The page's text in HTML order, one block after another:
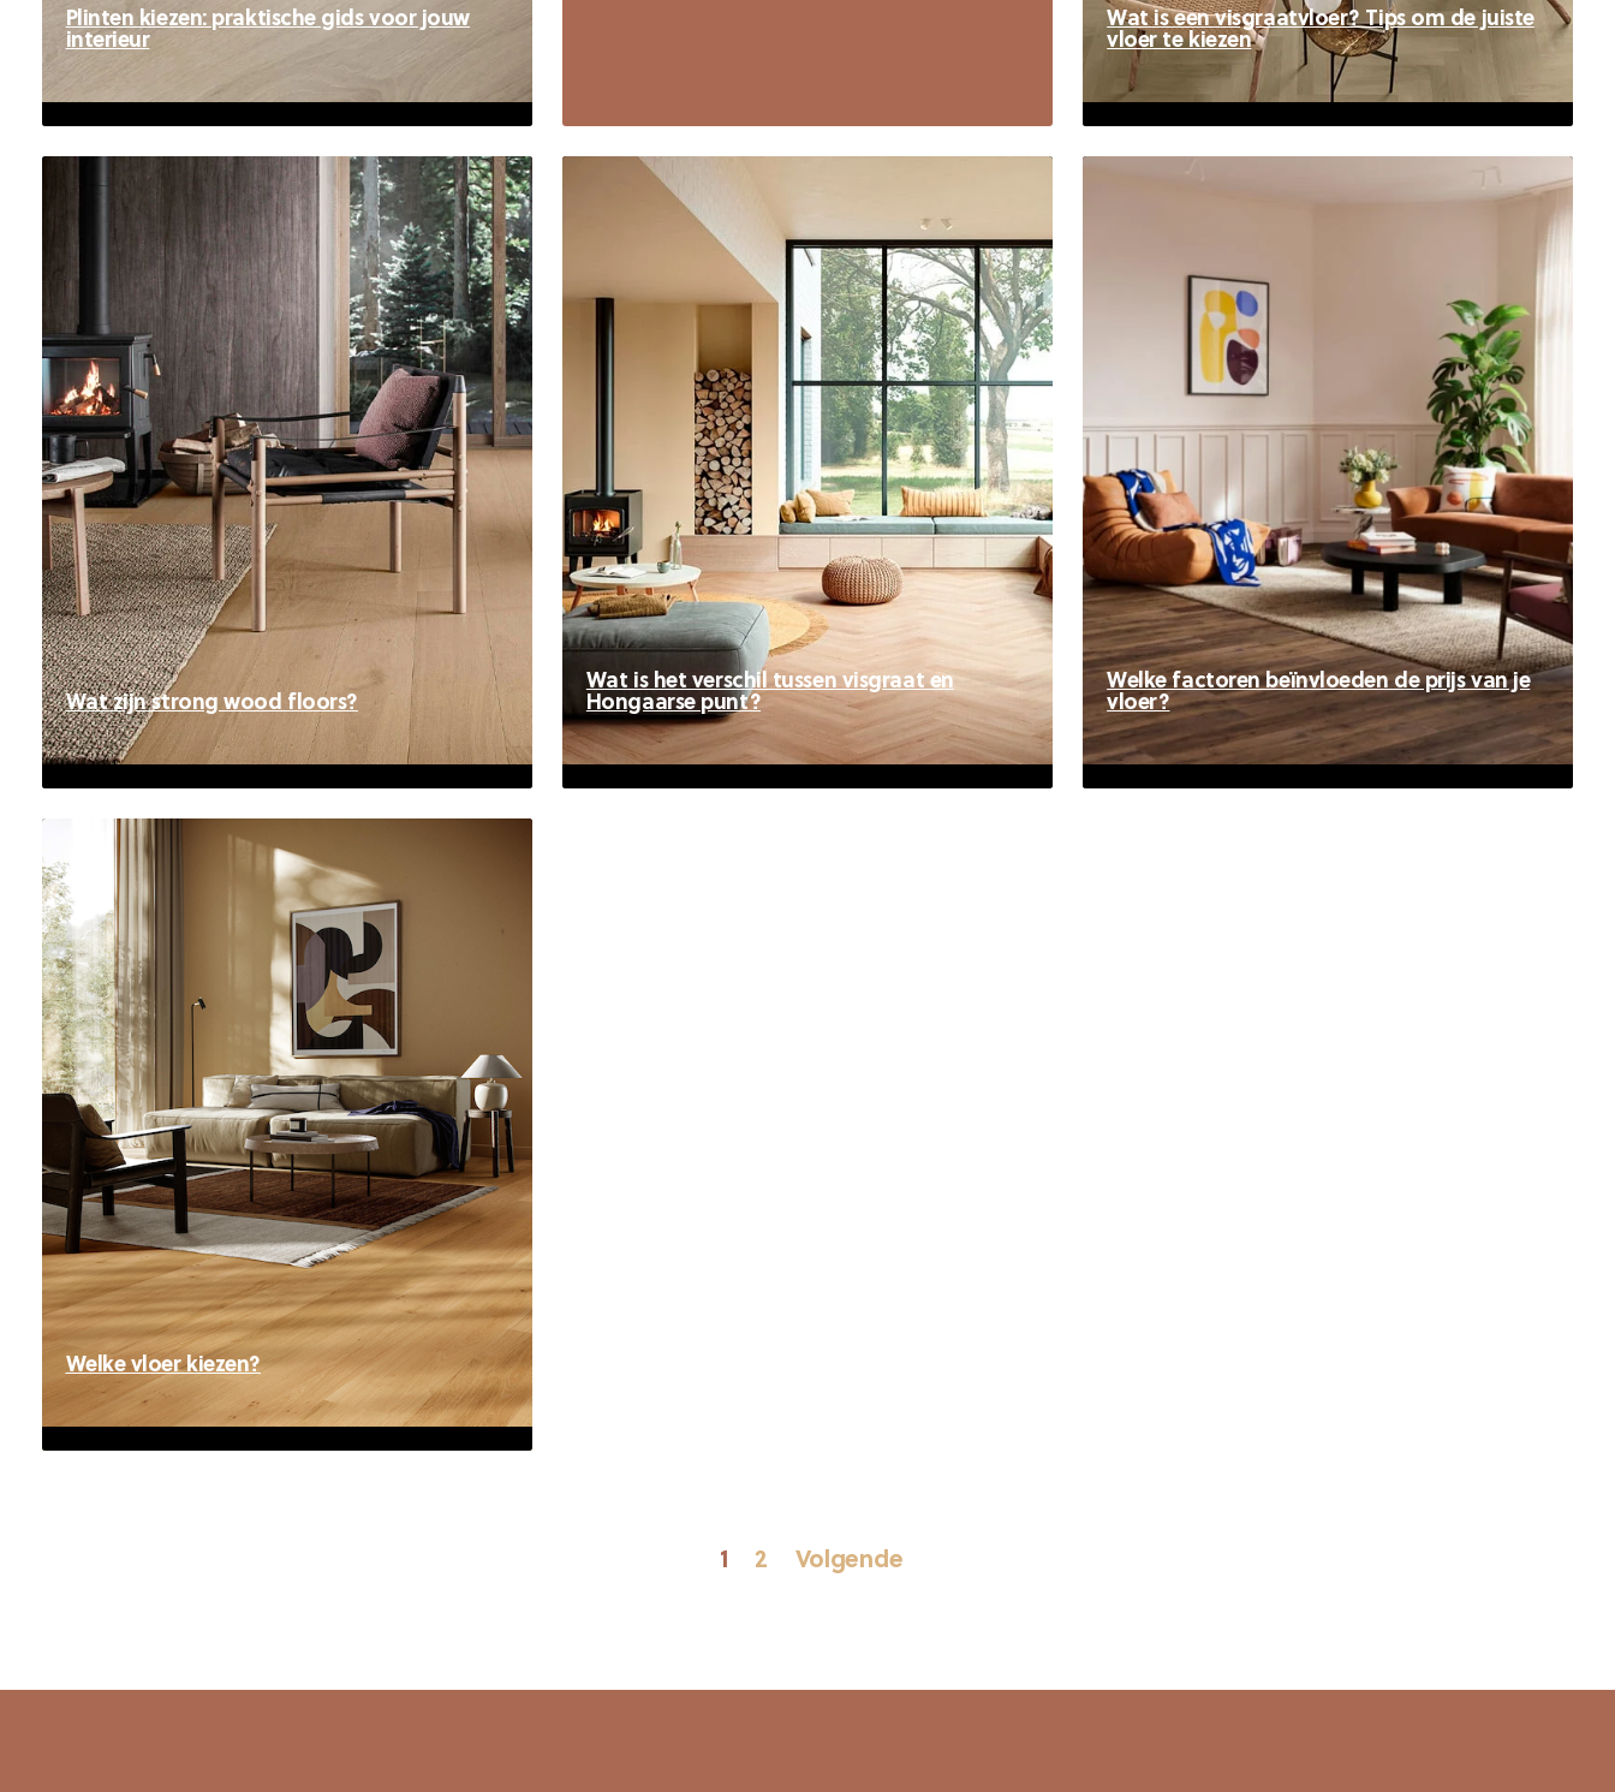
Plinten kiezen: praktische gids voor jouw
interieur
jouw interieur
Wat is een visgraatvloer? Tips om de juiste
vloer te kiezen
juiste vloer te kiezen
Wat zijn strong wood floors?
Wat is het verschil tussen visgraat en
Hongaarse punt?
Welke factoren beïnvloeden de prijs van je
vloer?
Welke vloer kiezen?
1 2 Volgende